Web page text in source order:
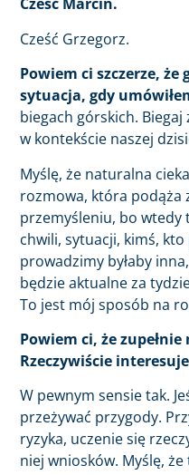
Cześć Marcin.
Cześć Grzegorz.
Powiem ci szczerze,
sytuacja, gdy
biegach górskich.
w kontekście naszej
Myślę, że naturalna
rozmowa, która podąża
przemyśleniu, bo wtedy
chwili, sytuacji, kimś,
prowadzimy byłaby
będzie aktualne za
To jest mój sposób na
Powiem ci, że
Rzeczywiście
W pewnym sensie tak.
przeżywać przygody.
ryzyka, uczenie się
niej wniosków. Myślę,